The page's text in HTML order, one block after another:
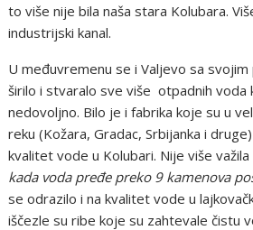
to više nije bila naša stara Kolubara.
industrijski kanal.
U međuvremenu se i Valjevo sa
širilo i stvaralo sve više otpadnih voda
nedovoljno. Bilo je i fabrika koje su u
reku (Kožara, Gradac, Srbijanka i
kvalitet vode u Kolubari. Nije više
kada voda pređe preko 9 kamenova
se odrazilo i na kvalitet vode u
iščezle su ribe koje su zahtevale čistu